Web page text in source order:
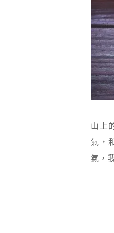
山上
氣，
氣，